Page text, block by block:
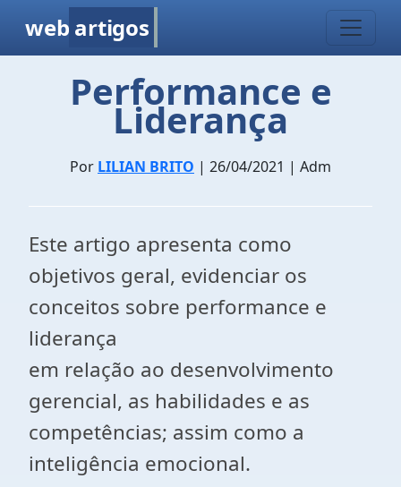
web artigos
Performance e
Liderança
Por LILIAN BRITO | 26/04/2021 | Adm
Este artigo apresenta como
objetivos geral, evidenciar os
conceitos sobre performance e
liderança
em relação ao desenvolvimento
gerencial, as habilidades e as
competências; assim como a
inteligência emocional.